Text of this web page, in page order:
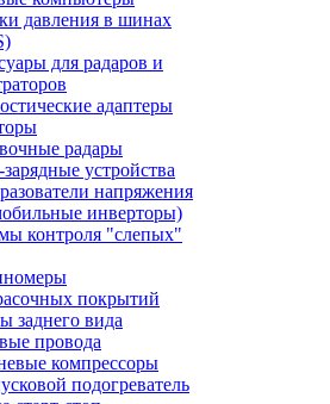
давления в шинах
для радаров и
адаптеры
радары
устройства
напряжения
инверторы)
контроля "слепых"
покрытий
заднего вида
провода
компрессоры
подогреватель